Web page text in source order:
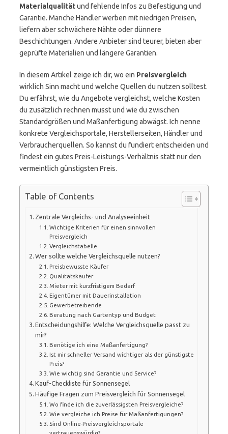
Materialqualitätund fehlende Infos zu Befestigung und
Garantie. Manche Händler werben mit niedrigen Preisen,
liefern aber schwächere Nähte oder dünnere
Beschichtungen. Andere Anbieter sind teurer, bieten aber
geprüfte Materialien und längere Garantien.
In diesem Artikel zeige ich dir, wo ein Preisvergleich
wirklich Sinn macht und welche Quellen du nutzen solltest.
Du erfährst, wie du Angebote vergleichst, welche Kosten
du zusätzlich rechnen musst und wie du zwischen
Standardgrößen und Maßanfertigung abwägst. Ich nenne
konkrete Vergleichsportale, Herstellerseiten, Händler und
Verbraucherquellen. So kannst du fundiert entscheiden und
findest ein gutes Preis-Leistungs-Verhältnis statt nur den
vermeintlich günstigsten Preis.
Table of Contents
Zentrale Vergleichs- und Analyseeinheit
Wichtige Kriterien für einen sinnvollen
Preisvergleich
Vergleichstabelle
Wer sollte welche Vergleichsquelle nutzen?
Preisbewusste Käufer
Qualitätskäufer
Mieter mit kurzfristigem Bedarf
Eigentümer mit Dauerinstallation
Gewerbetreibende
Beratung nach Gartentyp und Budget
Entscheidungshilfe: Welche Vergleichsquelle passt zu
mir?
Benötige ich eine Maßanfertigung?
Ist mir schneller Versand wichtiger als der günstigste
Preis?
Wie wichtig sind Garantie und Service?
Kauf-Checkliste für Sonnensegel
Häufige Fragen zum Preisvergleich für Sonnensegel
Wo finde ich die zuverlässigsten Preisvergleiche?
Wie vergleiche ich Preise für Maßanfertigungen?
Sind Online-Preisvergleichsportale
vertrauenswürdig?